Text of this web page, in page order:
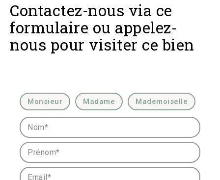
Contactez-nous via ce
formulaire ou appelez-
nous pour visiter ce bien
Civilité :
Monsieur Madame Mademoiselle
Nom* :
Prénom* :
Email* :